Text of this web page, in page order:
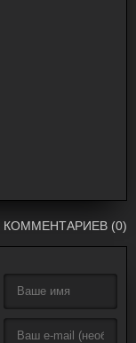
КОММЕНТАРИЕВ (0)